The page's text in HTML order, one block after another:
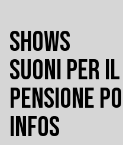
SHOWS
SUONI PER
PENSIONE
INFOS